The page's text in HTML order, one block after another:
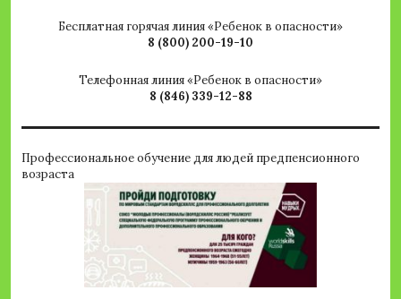
Бесплатная горячая линия «Ребенок в опасности»
8 (800) 200-19-10
Телефонная линия «Ребенок в опасности»
8 (846) 339-12-88
Профессиональное обучение для людей предпенсионного
возраста